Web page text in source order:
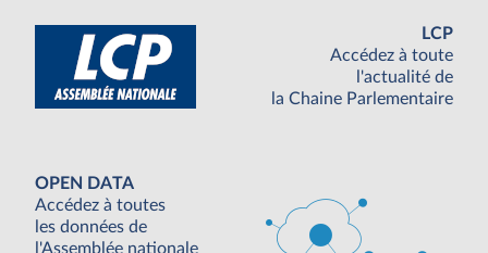
LCP
Accédez à toute
l'actualité de
la Chaine Parlementaire
OPEN DATA
Accédez à toutes
les données de
l'Assemblée nationale